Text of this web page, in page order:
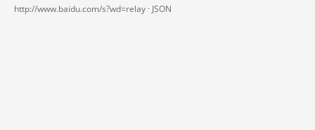
http://www.baidu.com/s?wd=relay · JSON